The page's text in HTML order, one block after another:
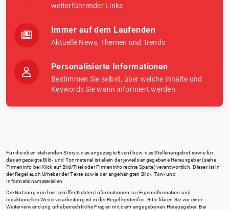
weiterführender Links
Immer auf dem Laufenden
Aktuelle News, Themen und Trends
Personalisierte Informationen
Bestimmen Sie selbst, über welche Inhalte und
Keywords Sie wann informiert werden
Für die oben stehenden Storys, das angezeigte Event bzw. das Stellenangebot sowie für
das angezeigte Bild- und Tonmaterial ist allein der jeweils angegebene Herausgeber (siehe
Firmeninfo bei Klick auf Bild/Titel oder Firmeninfo rechte Spalte) verantwortlich. Dieser ist in
der Regel auch Urheber der Texte sowie der angehängten Bild-, Ton- und
Informationsmaterialien.
Die Nutzung von hier veröffentlichten Informationen zur Eigeninformation und
redaktionellen Weiterverarbeitung ist in der Regel kostenfrei. Bitte klären Sie vor einer
Weiterverwendung urheberrechtliche Fragen mit dem angegebenen Herausgeber. Bei